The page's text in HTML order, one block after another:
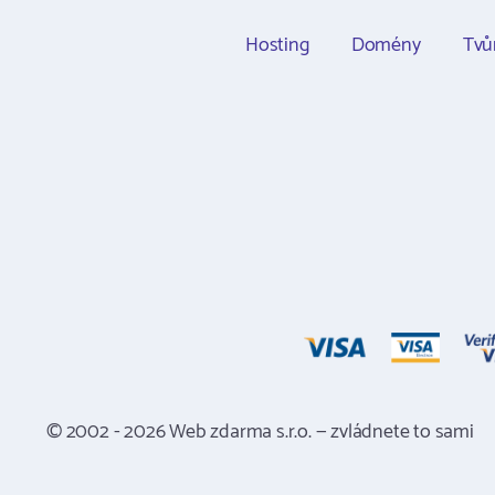
Hosting Domény
© 2002 - 2026 Web zdarma s.r.o. — zvládnete to sami